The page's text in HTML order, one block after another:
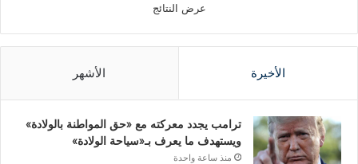
عرض النتائج
الأخيرة الأشهر
ترامب يجدد معركته مع «حق المواطنة بالولادة»
ويستهدف ما يعرف بـ«سياحة الولادة»
منذ ساعة واحدة